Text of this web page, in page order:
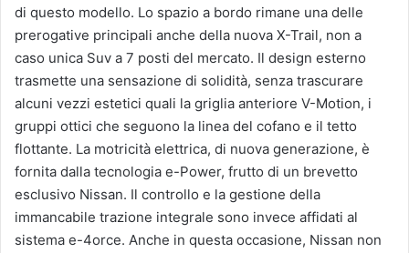
di questo modello. Lo spazio a bordo rimane una delle
prerogative principali anche della nuova X-Trail, non a
caso unica Suv a 7 posti del mercato. Il design esterno
trasmette una sensazione di solidità, senza trascurare
alcuni vezzi estetici quali la griglia anteriore V-Motion, i
gruppi ottici che seguono la linea del cofano e il tetto
flottante. La motricità elettrica, di nuova generazione, è
fornita dalla tecnologia e-Power, frutto di un brevetto
esclusivo Nissan. Il controllo e la gestione della
immancabile trazione integrale sono invece affidati al
sistema e-4orce. Anche in questa occasione, Nissan non